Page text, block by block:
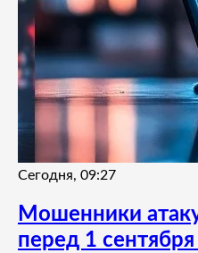
Сегодня, 09:27
Мошенники
перед 1